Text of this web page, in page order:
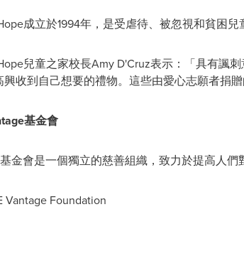
e成立於1994年，是受虐待、被忽視和貧困
兒童之家校長Amy D'Cruz表示：「具有諷
興收到自己想要的禮物。這些由愛心志願者捐
基金會
金會是一個獨立的慈善組織，致力於提高人
Vantage Foundation